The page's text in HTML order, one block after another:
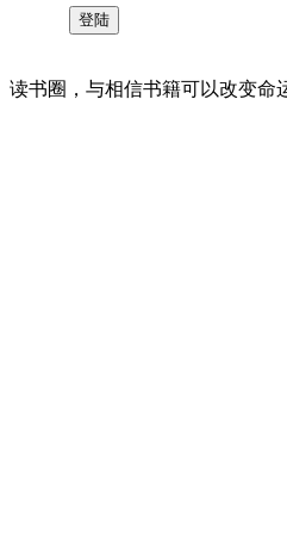
读书圈，与相信书籍可以改变命